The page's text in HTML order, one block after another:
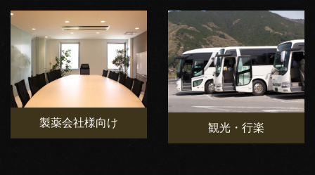
製薬会社様向け 観光・行楽